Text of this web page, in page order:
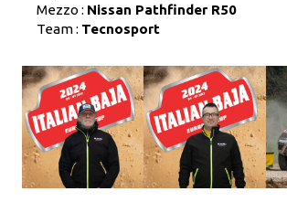
Mezzo : Nissan Pathfinder R50
Team : Tecnosport